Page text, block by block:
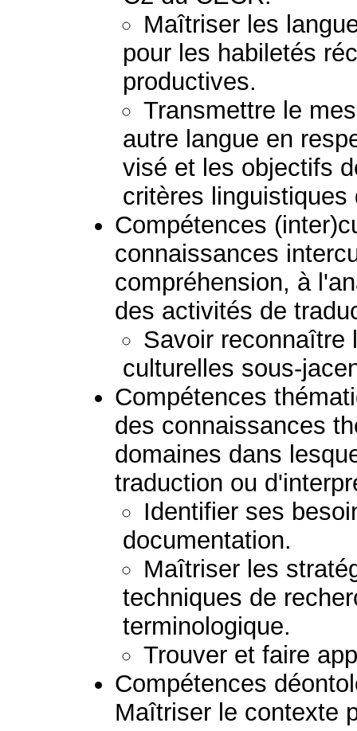
Maîtriser les
pour les habiletés
productives.
Transmettre le
autre langue en
visé et les objectifs
critères
Compétences
connaissances
compréhension, à
des activités de
Savoir reconnaître
culturelles sous-
Compétences
des connaissances
domaines dans
traduction ou
Identifier ses
documentation.
Maîtriser les
techniques de
terminologique.
Trouver et faire
Compétences
Maîtriser le contexte